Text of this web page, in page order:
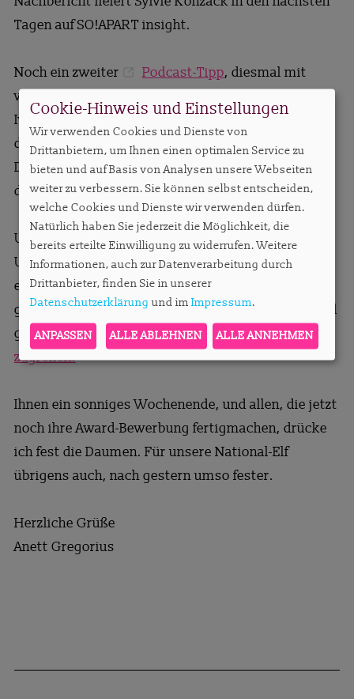
Tagen auf SO!APART insight.
Noch ein zweiter Podcast-Tipp, diesmal mit
vertauschten Rollen: Bei den Immobileros hat mich
Ivette Wagner interviewt, über das Segment, über
das, was mich gerade umtreibt. Am kommenden
Dienstag darf ich die aktuellen Zahlen auf die Bühne
des Berliner Immobilienkongresses bringen.
Und dann gibt es noch ein schönes Jubiläum:
Unsere SO!APART insight wird fünf Jahre alt. Aus
einer Idee ist eine feste Stimme im Segment
geworden. Das feiern wir, und Sie feiern mit: Aktuell
gibt es fünf Prozent auf den Jahresabopreis.Also
zugreifen.
Ihnen ein sonniges Wochenende, und allen, die jetzt
noch ihre Award-Bewerbung fertigmachen, drücke
ich fest die Daumen. Für unsere National-Elf
übrigens auch, nach gestern umso fester.
Herzliche Grüße
Anett Gregorius
Cookie-Hinweis und Einstellungen
Wir verwenden Cookies und Dienste von
Drittanbietern, um Ihnen einen optimalen Service zu
bieten und auf Basis von Analysen unsere Webseiten
weiter zu verbessern. Sie können selbst entscheiden,
welche Cookies und Dienste wir verwenden dürfen.
Natürlich haben Sie jederzeit die Möglichkeit, die
bereits erteilte Einwilligung zu widerrufen. Weitere
Informationen, auch zur Datenverarbeitung durch
Drittanbieter, finden Sie in unserer
Datenschutzerklärung und im Impressum.
ANPASSEN ALLE ABLEHNEN ALLE ANNEHMEN